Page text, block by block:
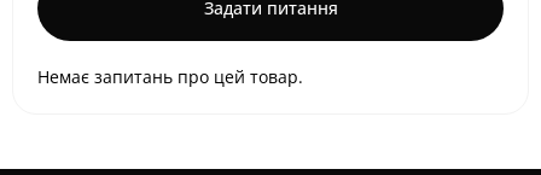
Задати питання
Немає запитань про цей товар.